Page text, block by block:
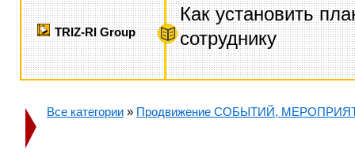
TRIZ-RI Group
Как установить
сотруднику
Все категории » Продвижение СОБЫТИЙ,